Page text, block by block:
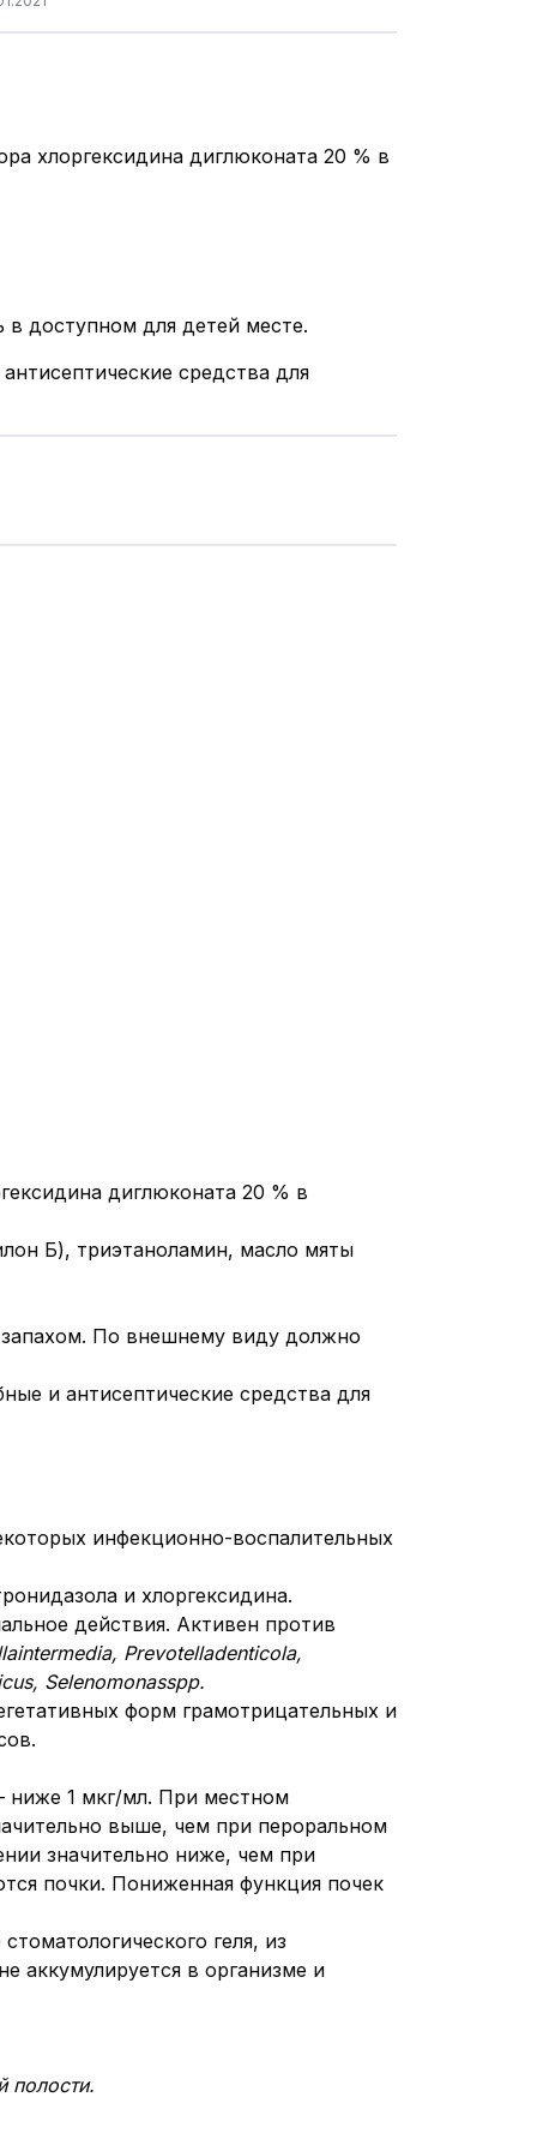
хлоргексидина диглюконата 20 % в
доступном для детей месте.
средства для
диглюконата 20 % в
Б), триэтаноламин, масло мяты
запахом. По внешнему виду должно
и антисептические средства для
инфекционно-воспалительных
и хлоргексидина.
действия. Активен против
intermedia, Prevotelladenticola,
, Selenomonasspp.
форм грамотрицательных и
ниже 1 мкг/мл. При местном
выше, чем при пероральном
значительно ниже, чем при
почки. Пониженная функция почек
геля, из
аккумулируется в организме и
полости.